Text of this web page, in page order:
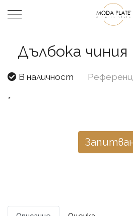
Дълбока чиния
В наличност
*